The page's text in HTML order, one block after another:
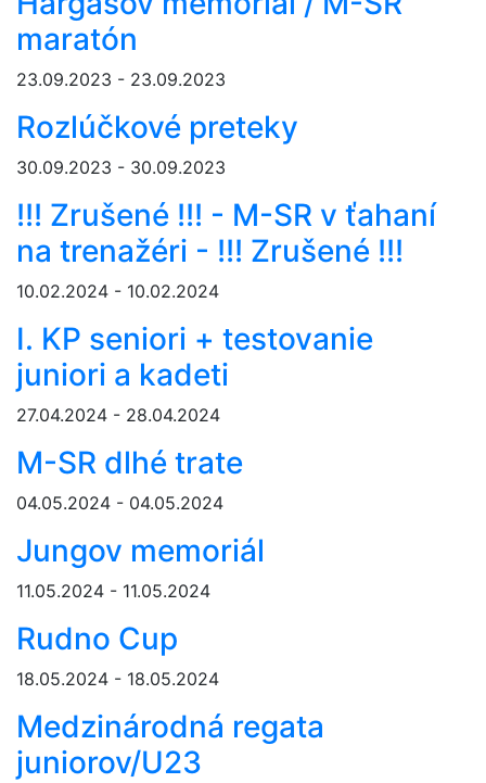
maratón
23.09.2023 - 23.09.2023
Rozlúčkové preteky
30.09.2023 - 30.09.2023
!!! Zrušené !!! - M-SR v ťahaní
na trenažéri - !!! Zrušené !!!
10.02.2024 - 10.02.2024
I. KP seniori + testovanie
juniori a kadeti
27.04.2024 - 28.04.2024
M-SR dlhé trate
04.05.2024 - 04.05.2024
Jungov memoriál
11.05.2024 - 11.05.2024
Rudno Cup
18.05.2024 - 18.05.2024
Medzinárodná regata
juniorov/U23